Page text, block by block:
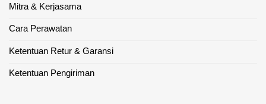
Mitra & Kerjasama
Cara Perawatan
Ketentuan Retur & Garansi
Ketentuan Pengiriman